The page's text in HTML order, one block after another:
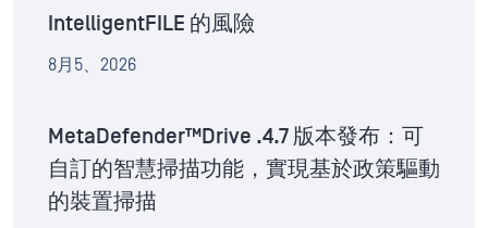
IntelligentFILE 的風險
8月5、2026
MetaDefender™Drive .4.7 版本發布：可
自訂的智慧掃描功能，實現基於政策驅動
的裝置掃描